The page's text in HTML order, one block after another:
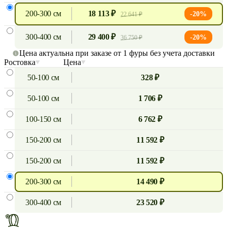
200-300 см 18 113 ₽ 22 641 ₽ -20%
300-400 см 29 400 ₽ 36 750 ₽ -20%
Цена актуальна при заказе от 1 фуры без учета доставки
Ростовка
Цена
50-100 см
328 ₽
50-100 см 1 706 ₽
100-150 см 6 762 ₽
150-200 см 11 592 ₽
150-200 см 11 592 ₽
200-300 см 14 490 ₽
300-400 см 23 520 ₽